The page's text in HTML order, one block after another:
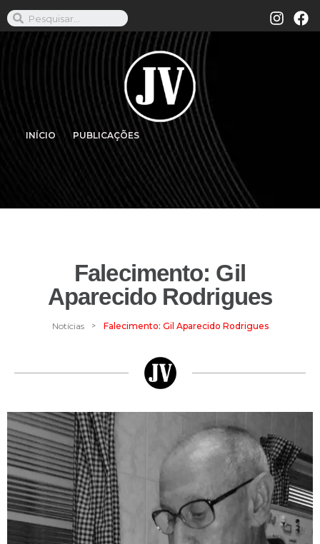
INÍCIO PUBLICAÇÕES
Falecimento: Gil
Aparecido Rodrigues
Notícias > Falecimento: Gil Aparecido Rodrigues